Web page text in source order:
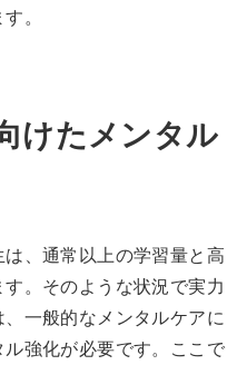
。
けたメンタル
、通常以上の学習量と高
。そのような状況で実力
一般的なメンタルケアに
強化が必要です。ここで